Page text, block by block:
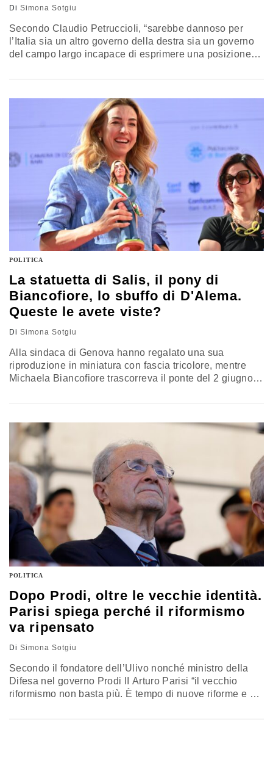
Di Simona Sotgiu
Secondo Claudio Petruccioli, “sarebbe dannoso per
l’Italia sia un altro governo della destra sia un governo
del campo largo incapace di esprimere una posizione
Conversazione con l’ex presidente Rai ed ex politico,
Claudio Petruccioli
POLITICA
La statuetta di Salis, il pony di
Biancofiore, lo sbuffo di D'Alema.
Queste le avete viste?
Di Simona Sotgiu
Alla sindaca di Genova hanno regalato una sua
riproduzione in miniatura con fascia tricolore, mentre
Michaela Biancofiore trascorreva il ponte del 2 giugno in
POLITICA
Dopo Prodi, oltre le vecchie identità.
Parisi spiega perché il riformismo
va ripensato
Di Simona Sotgiu
Secondo il fondatore dell’Ulivo nonché ministro della
Difesa nel governo Prodi II Arturo Parisi “il vecchio
riformismo non basta più. È tempo di nuove riforme e di